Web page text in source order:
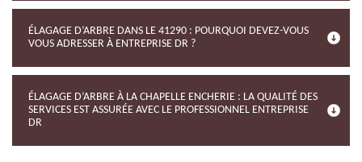
ÉLAGAGE D’ARBRE DANS LE 41290 : POURQUOI DEVEZ-VOUS
VOUS ADRESSER À ENTREPRISE DR ?
ÉLAGAGE D’ARBRE À LA CHAPELLE ENCHERIE : LA QUALITÉ DES
SERVICES EST ASSURÉE AVEC LE PROFESSIONNEL ENTREPRISE
DR